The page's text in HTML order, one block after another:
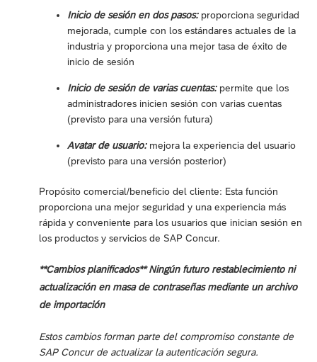
Inicio de sesión en dos pasos:proporciona seguridad
mejorada, cumple con los estándares actuales de la
industria y proporciona una mejor tasa de éxito de
inicio de sesión
Inicio de sesión de varias cuentas:permite que los
administradores inicien sesión con varias cuentas
(previsto para una versión futura)
Avatar de usuario:mejora la experiencia del usuario
(previsto para una versión posterior)
Propósito comercial/beneficio del cliente: Esta función
proporciona una mejor seguridad y una experiencia más
rápida y conveniente para los usuarios que inician sesión en
los productos y servicios de SAP Concur.
**Cambios planificados** Ningún futuro restablecimiento ni
actualización en masa de contraseñas mediante un archivo
de importación
Estos cambios forman parte del compromiso constante de
SAP Concur de actualizar la autenticación segura.